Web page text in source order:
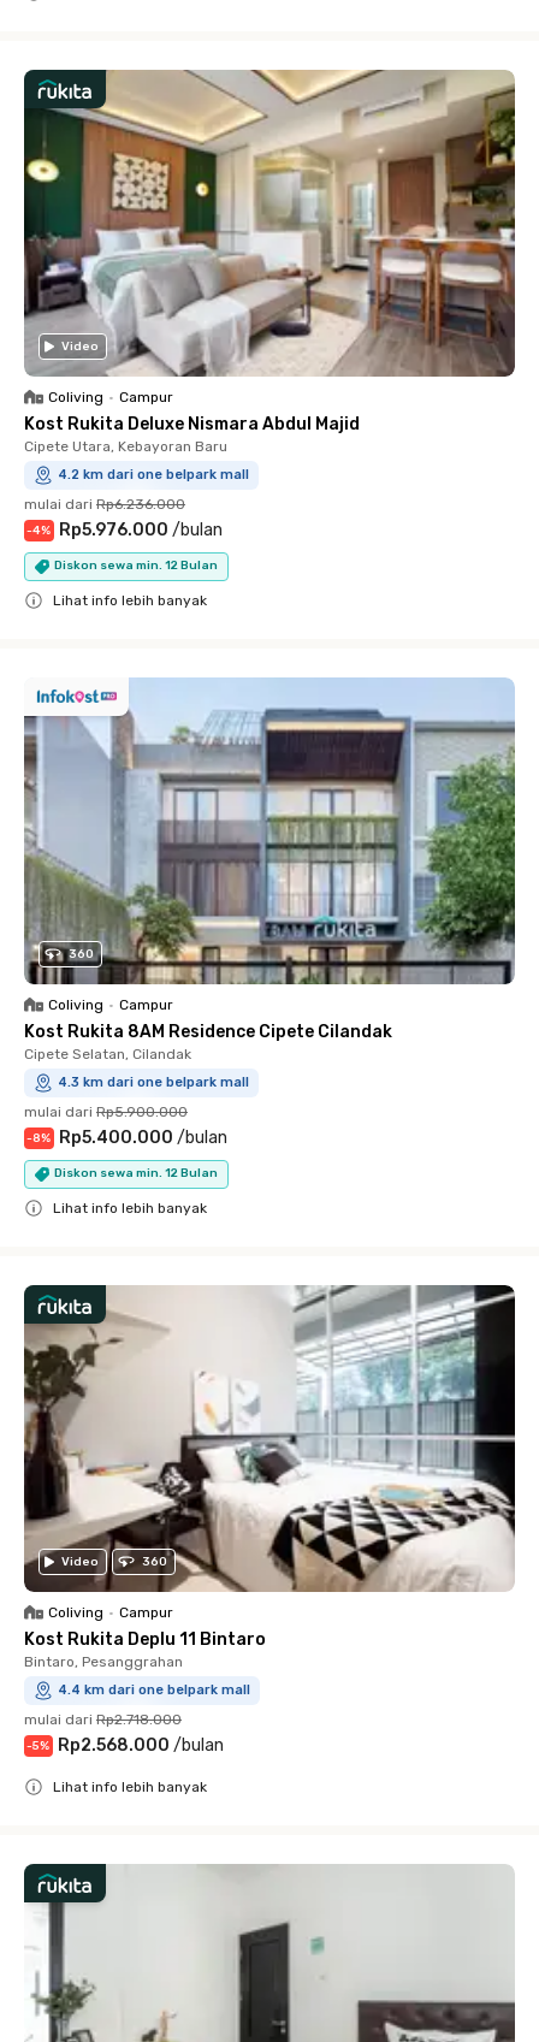
Video
Coliving • Campur
Kost Rukita Deluxe Nismara Abdul Majid
Cipete Utara, Kebayoran Baru
4.2 km dari one belpark mall
mulai dari Rp6.236.000
-4% Rp5.976.000 /bulan
Diskon sewa min. 12 Bulan
Lihat info lebih banyak
360
Coliving • Campur
Kost Rukita 8AM Residence Cipete Cilandak
Cipete Selatan, Cilandak
4.3 km dari one belpark mall
mulai dari Rp5.900.000
-8% Rp5.400.000 /bulan
Diskon sewa min. 12 Bulan
Lihat info lebih banyak
Video 360
Coliving • Campur
Kost Rukita Deplu 11 Bintaro
Bintaro, Pesanggrahan
4.4 km dari one belpark mall
mulai dari Rp2.718.000
-5% Rp2.568.000 /bulan
Lihat info lebih banyak